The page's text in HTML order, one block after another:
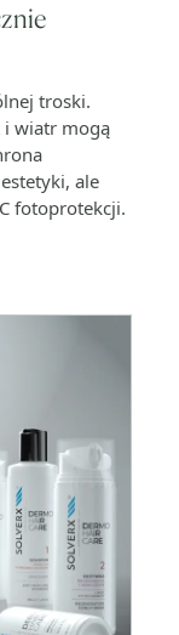
troski.
i wiatr mogą
ale
fotoprotekcji.